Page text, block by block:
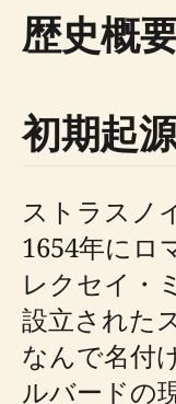
歴史概
初期起
ストラスノ
1654年にロ
レクセイ・
設立された
なんで名付
ルバードの